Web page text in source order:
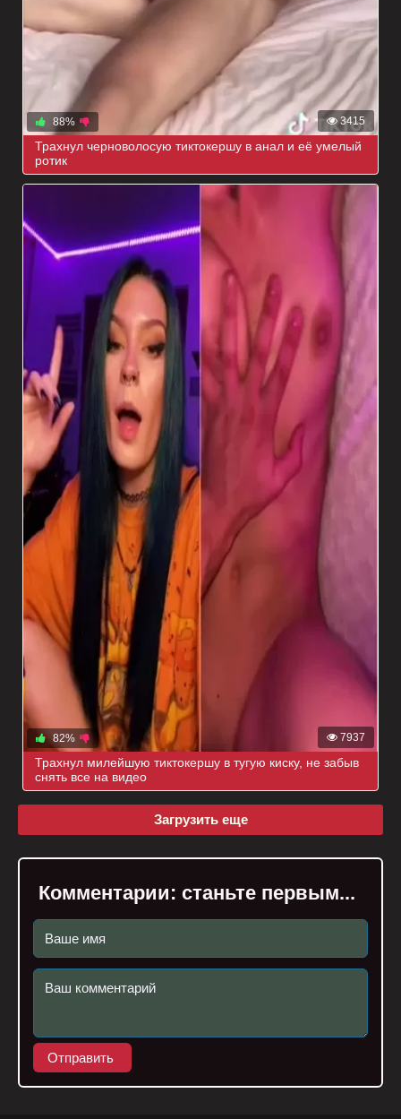
3415
88%
Трахнул черноволосую тиктокершу в анал и её умелый
ротик
7937
82%
Трахнул милейшую тиктокершу в тугую киску, не забыв
снять все на видео
Загрузить еще
Комментарии: станьте первым...
Отправить